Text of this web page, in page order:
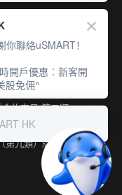
編號：
約交易(第二類) 、
見(第五類) 、就機
第九類）牌照。
聯絡uSMART！
開戶優惠︰新客開
股免佣^
HK